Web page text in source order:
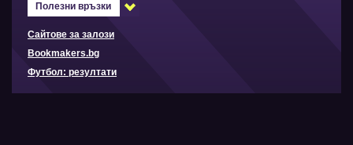
Полезни връзки
Сайтове за залози
Bookmakers.bg
Футбол: резултати